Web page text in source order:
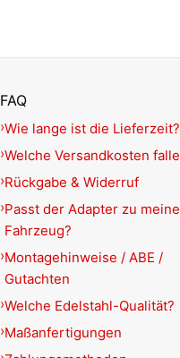
FAQ
Wie lange ist die Lieferzeit?
Welche Versandkosten
Rückgabe & Widerruf
Passt der Adapter zu
Fahrzeug?
Montagehinweise / ABE /
Gutachten
Welche Edelstahl-Qualität?
Maßanfertigungen